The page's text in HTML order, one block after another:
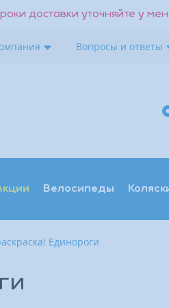
доставки уточняйте у
Вопросы и ответы
Велосипеды
Единороги
Поиск